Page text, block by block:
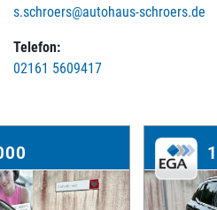
s.schroers@autohaus-schroers.de
Telefon:
02161 5609417